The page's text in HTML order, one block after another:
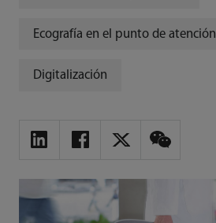
Ecografía en el punto de atención
Digitalización